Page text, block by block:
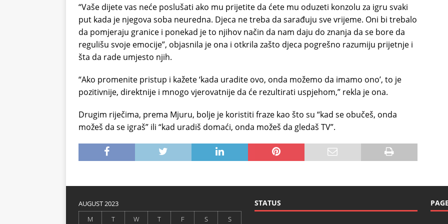
“Vaše dijete vas neće poslušati ako mu prijetite da ćete mu oduzeti konzolu za igru svaki
put kada je njegova soba neuredna. Djeca ne treba da sarađuju sve vrijeme. Oni bi trebalo
da pomjeraju granice i ponekad je to njihov način da nam daju do znanja da se bore da
regulišu svoje emocije”, objasnila je ona i otkrila zašto djeca pogrešno razumiju prijetnje i
šta da rade umjesto njih.
“Ako promenite pristup i kažete ‘kada uradite ovo, onda možemo da imamo ono’, to je
pozitivnije, direktnije i mnogo vjerovatnije da će rezultirati uspjehom,” rekla je ona.
Drugim riječima, prema Mjuru, bolje je koristiti fraze kao što su “kad se obučeš, onda
možeš da se igraš” ili “kad uradiš domaći, onda možeš da gledaš TV”.
AUGUST 2023
M
T W T F S S
STATUS